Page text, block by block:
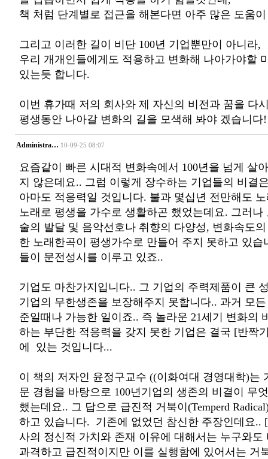
책 처럼 단계별로 접근을 해본다면 아주 많은 도움
그리고 이러한 길이 비단 100년 기업뿐만이 아니라,
우리 개개인들에게도 적용하고 변화해 나아가야할
있는듯 합니다.
이번 휴가때 저의 회사와 제 자신의 비전과 꿈을 다
평생동안 나아갈 변화의 길을 모색해 봐야 겠습니다!
Administra… 10-09-25 08:07
요즘같이 빠른 시대적 변화속에서 100년을 넘게 살
지 않은데요.. 그럼 이렇게 장수하는 기업들의 비결
아마도 적응력일 것입니다. 불과 몇십년 전만해도
노래로 평생을 가수로 생활하곤 했었는데요. 그러
술의 발달 및 음악선호나 취향의 다양성, 변화속도
한 노래한곡이 평생가수로 만들어 주지 못하고 있
들이 문전성시를 이루고 있죠..
기업도 마찬가지입니다.. 그 기업의 주력제품이 큰
기업의 무한생존을 보장해주지 못합니다.. 과거 모
준일때나 가능한 일이죠.. 즉 놀라운 21세기 변화의
하는 부단한 적응력을 갖지 못한 기업은 결국 [반짝
에 있는 것입니다...
이 책의 저자인 윤정구교수 ((이화여대 경영대학)는
문 경험을 바탕으로 100년기업의 생존의 비결이 무
했는데요.. 그 답으로 급진적 거북이(Temperd
하고 있습니다. 기존에 없었던 참신한 주장인데요..
사의 정신적 가치와 존재 이유에 대해서는 누구와도
과격하고 급진적이지만 이를 실행함에 있어서는 거